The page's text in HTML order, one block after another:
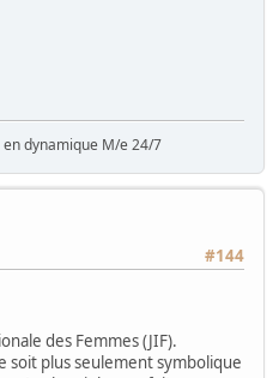
dynamique M/e 24/7
#144
des Femmes (JIF).
soit plus seulement symbolique